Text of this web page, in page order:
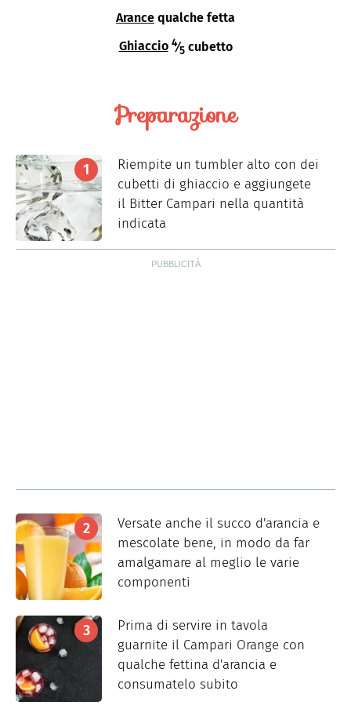
Arance qualche fetta
Ghiaccio 4⁄5cubetto
Preparazione
Riempite un tumbler alto con dei
cubetti di ghiaccio e aggiungete
il Bitter Campari nella quantità
indicata
Versate anche il succo d'arancia e
mescolate bene, in modo da far
amalgamare al meglio le varie
componenti
Prima di servire in tavola
guarnite il Campari Orange con
qualche fettina d'arancia e
consumatelo subito